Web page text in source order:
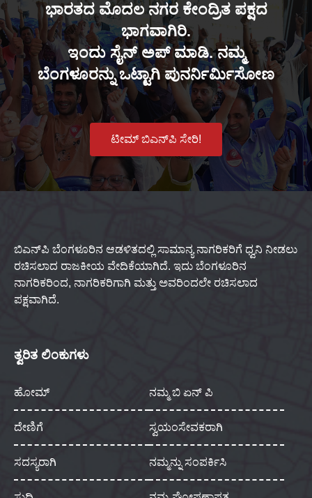
ಭಾರತದ ಮೊದಲ ನಗರ ಕೇಂದ್ರಿತ ಪಕ್ಷದ
ಭಾಗವಾಗಿರಿ.
ಇಂದು ಸೈನ್ ಅಪ್ ಮಾಡಿ. ನಮ್ಮ
ಬೆಂಗಳೂರನ್ನು ಒಟ್ಟಾಗಿ ಪುನರ್ನಿರ್ಮಿಸೋಣ
ಟೀಮ್ ಬಿಎನ್‌ಪಿ ಸೇರಿ!
ಬಿಎನ್‌ಪಿ ಬೆಂಗಳೂರಿನ ಆಡಳಿತದಲ್ಲಿ ಸಾಮಾನ್ಯ ನಾಗರಿಕರಿಗೆ ಧ್ವನಿ ನೀಡಲು
ರಚಿಸಲಾದ ರಾಜಕೀಯ ವೇದಿಕೆಯಾಗಿದೆ. ಇದು ಬೆಂಗಳೂರಿನ
ನಾಗರಿಕರಿಂದ, ನಾಗರಿಕರಿಗಾಗಿ ಮತ್ತು ಅವರಿಂದಲೇ ರಚಿಸಲಾದ
ಪಕ್ಷವಾಗಿದೆ.
ತ್ವರಿತ ಲಿಂಕುಗಳು
ಹೋಮ್ ನಮ್ಮ ಬಿ ಏನ್ ಪಿ
ದೇಣಿಗೆ ಸ್ವಯಂಸೇವಕರಾಗಿ
ಸದಸ್ಯರಾಗಿ ನಮ್ಮನ್ನು ಸಂಪರ್ಕಿಸಿ